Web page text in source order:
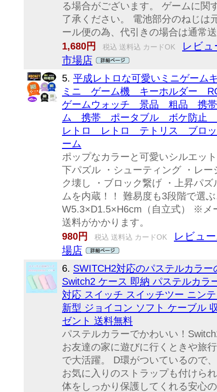
る場合がございます。 ゲームに関
了承ください。 電池部分のねじ
ール便の為、代引きの場合は通常
1,680円
税込 送料込 カードOK
レビュ
市場店
5. 平成レトロな可愛いミニゲー
ミニ ゲーム機 キーホルダー
ゲームウォッチ 景品 粗品 携
ム 携帯 ポータブル ボケ防止
レトロ レトロ テトリス ブロ
ーム
ポップなカラーと可愛いシルエッ
下パズル ・シューティング ・レ
ク壊し ・ブロック繋げ ・上昇パ
ムを内蔵！！ 難易度も3段階で選
W5.3×D1.5×H6cm（自立式） ※メ
送料がかかります。
980円
税込 送料込 カードOK
レビュ
場店
6. SWITCH2対応のパステルカラ
Switch2 ケース 即納 パステルカラ
対応 スイッチ スイッチツー ニン
新型 ジョイコン ソフト ケーブル
ゼント 送料無料
パステルカラーでかわいい！
お友達の家に遊びに行くときや旅
で大活躍。 D環がついているので
お気に入りのストラップも付けら
体をしっかり保護してくれる安心